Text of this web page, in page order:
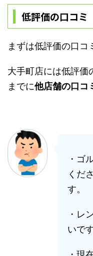
低評価の口コミ
まずは低評価の口コ
大手町店には低評価
までに他店舗の口コ
・ゴ
くだ
す。
・レ
いです